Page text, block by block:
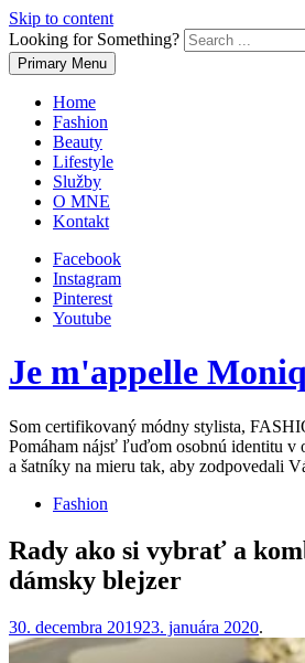
Skip to content
Looking for Something?
Primary Menu
Home
Fashion
Beauty
Lifestyle
Služby
O MNE
Kontakt
Facebook
Instagram
Pinterest
Youtube
Je m'appelle
Som certifikovaný módny stylista,
Pomáham nájsť ľuďom osobnú identitu v
a šatníky na mieru tak, aby zodpovedali
Fashion
Rady ako si vybrať a
dámsky blejzer
30. decembra 201923. januára 2020.